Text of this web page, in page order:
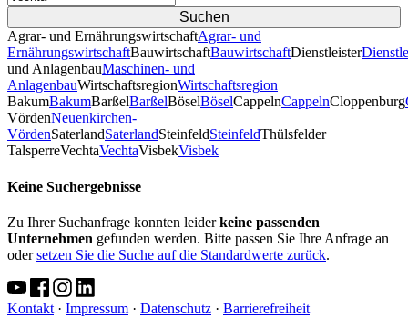
Agrar- und ErnährungswirtschaftAgrar- und
ErnährungswirtschaftBauwirtschaftBauwirtschaftDienstleister
und AnlagenbauMaschinen- und
AnlagenbauWirtschaftsregionWirtschaftsregion
BakumBakumBarßelBarßelBöselBöselCappelnCappelnCloppenburg
VördenNeuenkirchen-
VördenSaterlandSaterlandSteinfeldSteinfeldThülsfelder
TalsperreVechtaVechtaVisbekVisbek
Keine Suchergebnisse
Zu Ihrer Suchanfrage konnten leiderkeine passenden
Unternehmen gefunden werden. Bitte passen Sie Ihre Anfrage an
odersetzen Sie die Suche auf die Standardwerte zurück.
Kontakt · Impressum · Datenschutz · Barrierefreiheit